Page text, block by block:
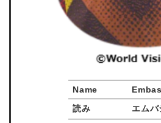
Name
読み
エムバ